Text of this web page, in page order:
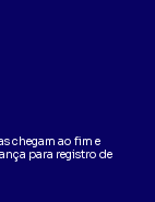
chegam ao fim e
para registro de